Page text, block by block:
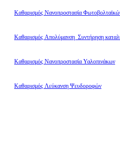
Καθαρισμός Νανοπροστασία
Καθαρισμός Απολύμανση Συντήρηση
Καθαρισμός Νανοπροστασία Υαλοπινάκων
Καθαρισμός Λεύκανση Ψευδοροφών